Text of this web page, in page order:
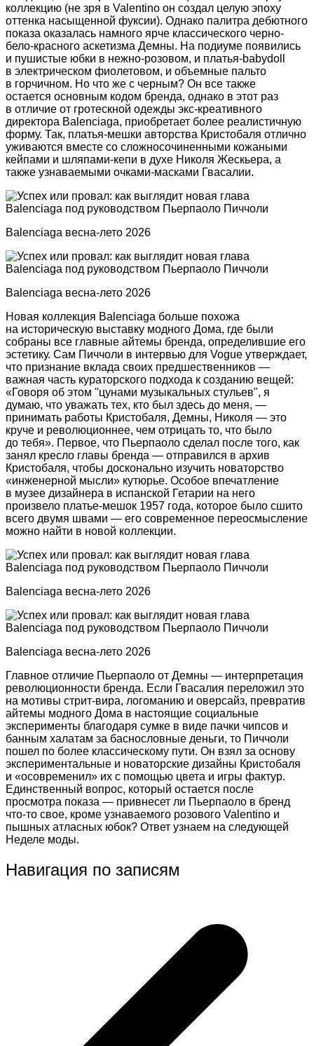
коллекцию (не зря в Valentino он создал целую эпоху
оттенка насыщенной фуксии). Однако палитра дебютного
показа оказалась намного ярче классического черно-
бело-красного аскетизма Демны. На подиуме появились
и пушистые юбки в нежно-розовом, и платья-babydoll
в электрическом фиолетовом, и объемные пальто
в горчичном. Но что же с черным? Он все также
остается основным кодом бренда, однако в этот раз
в отличие от гротескной одежды экс-креативного
директора Balenciaga, приобретает более реалистичную
форму. Так, платья-мешки авторства Кристобаля отлично
уживаются вместе со сложносочиненными кожаными
кейпами и шляпами-кепи в духе Николя Жескьера, а
также узнаваемыми очками-масками Гвасалии.
Balenсiaga весна-лето 2026
Balenсiaga весна-лето 2026
Новая коллекция Balenciaga больше похожа
на историческую выставку модного Дома, где были
собраны все главные айтемы бренда, определившие его
эстетику. Сам Пиччоли в интервью для Vogue утверждает,
что признание вклада своих предшественников —
важная часть кураторского подхода к созданию вещей:
«Говоря об этом "цунами музыкальных стульев", я
думаю, что уважать тех, кто был здесь до меня, —
принимать работы Кристобаля, Демны, Николя — это
круче и революционнее, чем отрицать то, что было
до тебя». Первое, что Пьерпаоло сделал после того, как
занял кресло главы бренда — отправился в архив
Кристобаля, чтобы досконально изучить новаторство
«инженерной мысли» кутюрье. Особое впечатление
в музее дизайнера в испанской Гетарии на него
произвело платье-мешок 1957 года, которое было сшито
всего двумя швами — его современное переосмысление
можно найти в новой коллекции.
Balenсiaga весна-лето 2026
Balenсiaga весна-лето 2026
Главное отличие Пьерпаоло от Демны — интерпретация
революционности бренда. Если Гвасалия переложил это
на мотивы стрит-вира, логоманию и оверсайз, превратив
айтемы модного Дома в настоящие социальные
эксперименты благодаря сумке в виде пачки чипсов и
банным халатам за баснословные деньги, то Пиччоли
пошел по более классическому пути. Он взял за основу
экспериментальные и новаторские дизайны Кристобаля
и «осовременил» их с помощью цвета и игры фактур.
Единственный вопрос, который остается после
просмотра показа — привнесет ли Пьерпаоло в бренд
что-то свое, кроме узнаваемого розового Valentino и
пышных атласных юбок? Ответ узнаем на следующей
Неделе моды.
Навигация по записям